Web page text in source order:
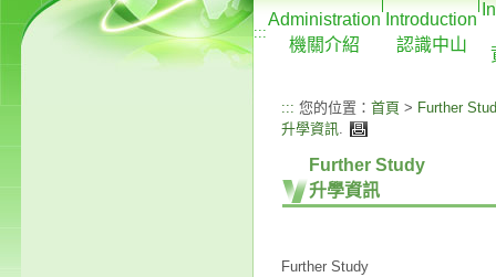
:::
Administration
機關介紹
Introduction
認識中山
::: 您的位置： 首頁 > Further
升學資訊.
Further Study
升學資訊
Further Study